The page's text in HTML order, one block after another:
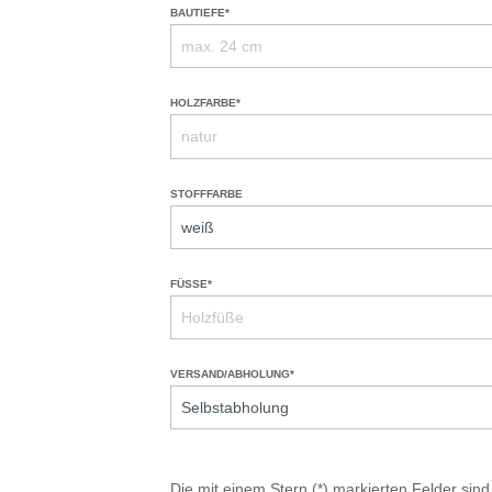
BAUTIEFE*
HOLZFARBE*
STOFFFARBE
FÜSSE*
VERSAND/ABHOLUNG*